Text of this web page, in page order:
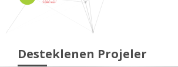
Desteklenen Projeler